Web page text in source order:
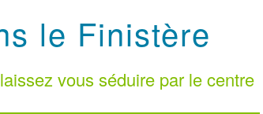
le Finistère
vous séduire par le centre